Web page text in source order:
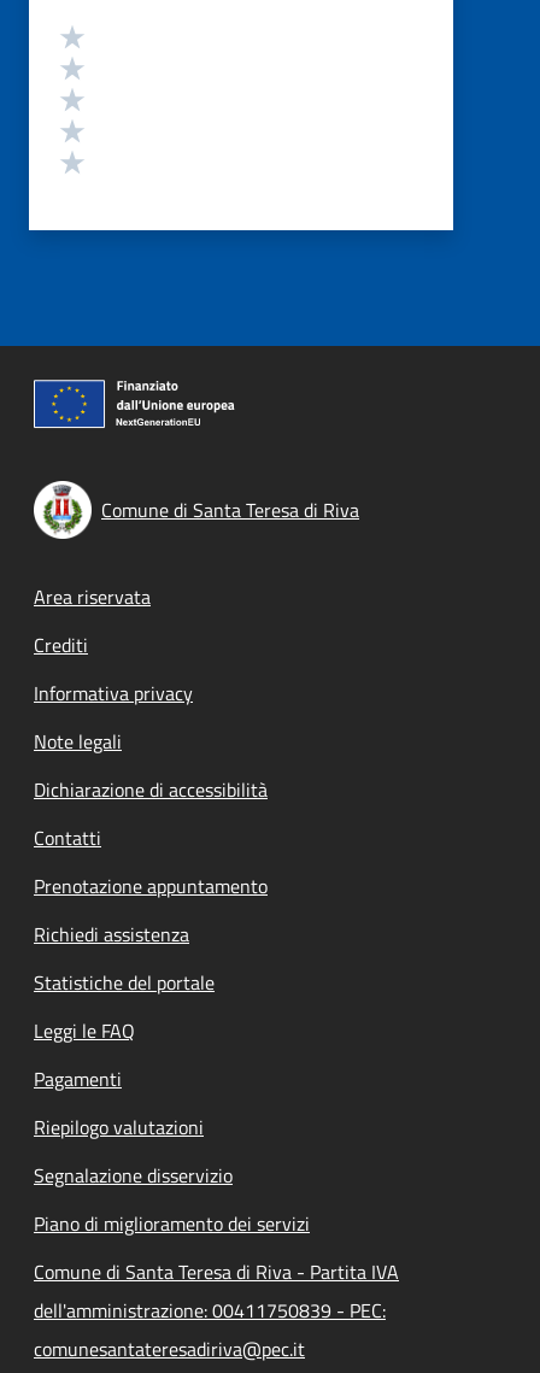
Valutazione
Comune di Santa Teresa di Riva
Footer menu
Area riservata
Crediti
Informativa privacy
Note legali
Dichiarazione di accessibilità
Contatti
Prenotazione appuntamento
Richiedi assistenza
Statistiche del portale
Leggi le FAQ
Pagamenti
Riepilogo valutazioni
Segnalazione disservizio
Piano di miglioramento dei servizi
Comune di Santa Teresa di Riva - Partita IVA
dell'amministrazione: 00411750839 - PEC:
comunesantateresadiriva@pec.it